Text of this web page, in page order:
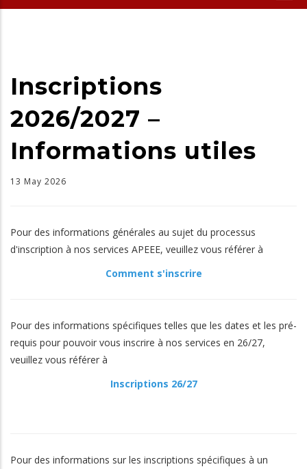
Inscriptions
2026/2027 –
Informations utiles
13 May 2026
Pour des informations générales au sujet du processus
d'inscription à nos services APEEE, veuillez vous référer à
Comment s'inscrire
Pour des informations spécifiques telles que les dates et les pré-
requis pour pouvoir vous inscrire à nos services en 26/27,
veuillez vous référer à
Inscriptions 26/27
Pour des informations sur les inscriptions spécifiques à un